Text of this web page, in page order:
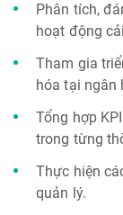
Phân tích,
hoạt động
Tham gia
hóa tại ngân
Tổng hợp
trong từng
Thực hiện
quản lý.